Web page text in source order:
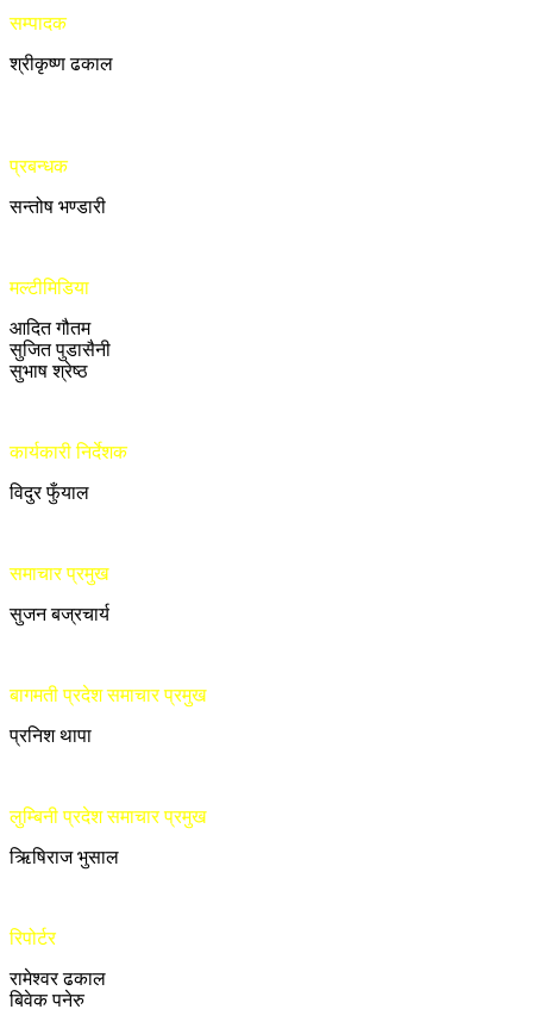
सम्पादक
श्रीकृष्ण ढकाल
प्रबन्धक
सन्तोष भण्डारी
मल्टीमिडिया
आदित गौतम
सुजित पुडासैनी
सुभाष श्रेष्ठ
कार्यकारी निर्देशक
विदुर फुँयाल
समाचार प्रमुख
सुजन बज्रचार्य
बागमती प्रदेश समाचार प्रमुख
प्रनिश थापा
लुम्बिनी प्रदेश समाचार प्रमुख
ऋिषिराज भुसाल
रिपोर्टर
रामेश्वर ढकाल
बिवेक पनेरु